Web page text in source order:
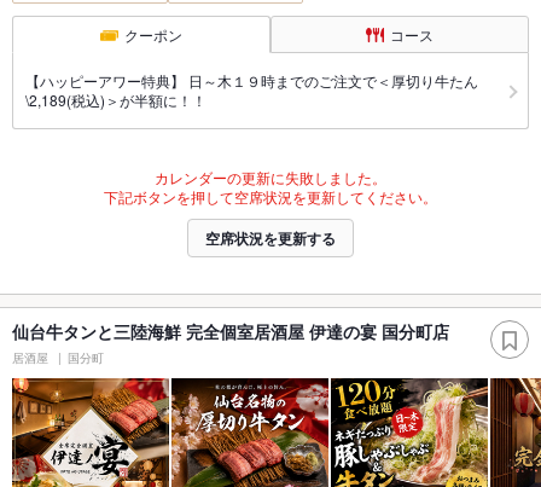
クーポン コース
【ハッピーアワー特典】 日～木１９時までのご注文で＜厚切り牛たん
\2,189(税込)＞が半額に！！
カレンダーの更新に失敗しました。
下記ボタンを押して空席状況を更新してください。
空席状況を更新する
仙台牛タンと三陸海鮮 完全個室居酒屋 伊達の宴 国分町店
居酒屋 国分町